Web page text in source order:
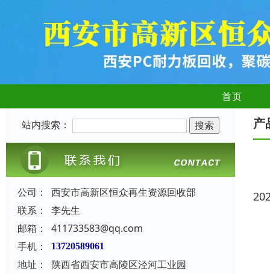
首页
站内搜索：
公司：
西安市高新区恒众再生资源回收部
联系：
李先生
邮箱：
411733583@qq.com
手机：
13720589061
地址：
陕西省西安市高陵区泾河工业园
产